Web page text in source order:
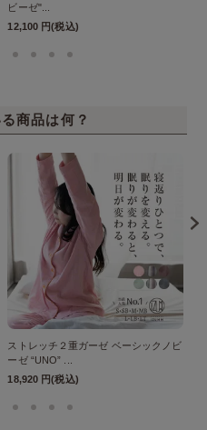
ビーゼ"...
12,100 円(税込)
商品は何？
ストレッチ２重ガーゼ ベーシックノビ
ーゼ “UNO” ...
18,920 円(税込)